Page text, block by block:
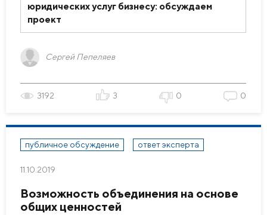
юридических услуг бизнесу: обсуждаем
проект
Сергей Пепеляев
3192 3 0 0
публичное обсуждение ответ эксперта
11.10.2019
Возможность объединения на основе
общих ценностей